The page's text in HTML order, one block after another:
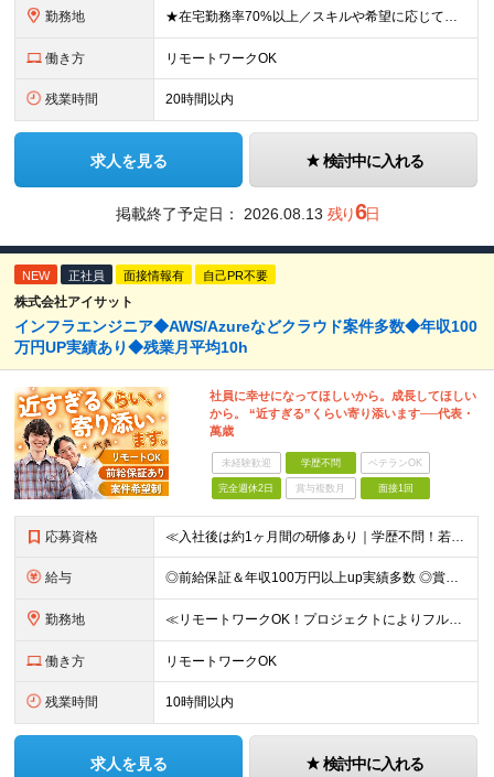
勤務地 ★在宅勤務率70%以上／スキルや希望に応じてフルリモートも可 ★転勤なし 本社または一都三県のプロジェクト先（東陽町、浜松町などメインは東京23区内）にて勤務いただきます！ 【本社】 東京都荒川区
働き方 リモートワークOK
残業時間 20時間以内
求人を見る 検討中に入れる
掲載終了予定日： 2026.08.13 残り6日
NEW 正社員 面接情報有 自己PR不要
株式会社アイサット
インフラエンジニア◆AWS/Azureなどクラウド案件多数◆年収100
万円UP実績あり◆残業月平均10h
社員に幸せになってほしいから。成長してほしい
から。 “近すぎる”くらい寄り添います──代表・
萬歳
未経験歓迎 学歴不問 ベテランOK
完全週休2日 賞与複数月 面接1回
応募資格 ≪入社後は約1ヶ月間の研修あり｜学歴不問！若手社員が活躍中≫ ■学歴不問 ■インフラ経験1年以上 ＼こんな方にピッタリです！／ ■私生活も大切にしながら長く働きたい方 ■自分のスキルを正当に給与で評
給与 ◎前給保証＆年収100万円以上up実績多数 ◎賞与年2回 -------- ■構築経験者：月給29万5,000円以上 ■リーダー・サブリーダー経験者：月給36万円以上 ※スキル・経験などを考慮し、決定
勤務地 ≪リモートワークOK！プロジェクトによりフルリモートも≫ ■本社または東京・神奈川・千葉・埼玉の各プロジェクト先での勤務となります 【本社】東京都豊島区南池袋2-30-12 BITビル7階 ┗東京メ
働き方 リモートワークOK
残業時間 10時間以内
求人を見る 検討中に入れる